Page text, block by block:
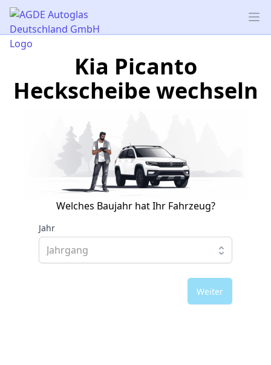
AGDE Autoglas Deutschland GmbH
Kia Picanto
Heckscheibe wechseln
Welches Baujahr hat Ihr Fahrzeug?
Jahr
Weiter